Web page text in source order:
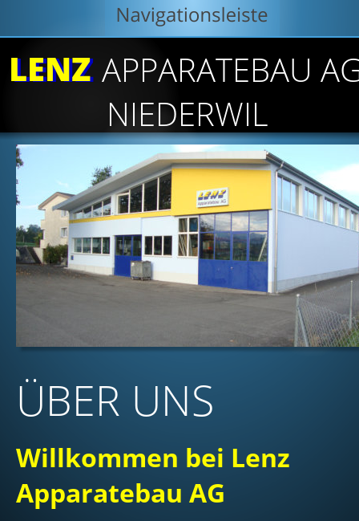
LENZAPPARATEBAU
NIEDERWIL
ÜBER UNS
Willkommen bei Lenz
Apparatebau AG
LENZ